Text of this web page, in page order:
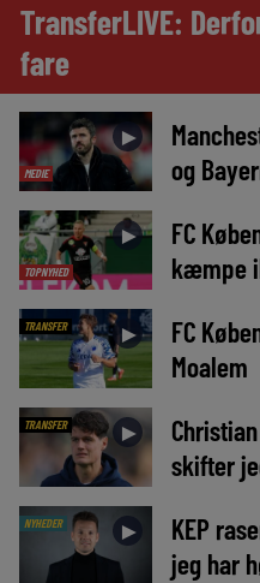
TransferLIVE:
fare
MEDIE
►
og
TOPNYHED
►
FC
kæmpe
TRANSFER ►
FC
Moalem
TRANSFER ►
skifter
NYHEDER ►
KEP
jeg har